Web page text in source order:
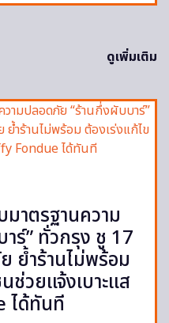
ดูเพิ่มเติม
าตรฐานความ
ร์” ทั่วกรุง ชู 17
ย้ำร้านไม่พร้อม
ช่วยแจ้งเบาะแส
ได้ทันที